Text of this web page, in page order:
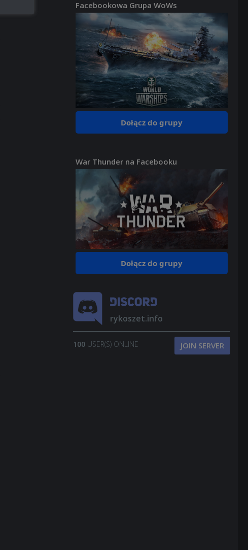
Facebookowa Grupa WoWs
Dołącz do grupy
War Thunder na Facebooku
Dołącz do grupy
rykoszet.info
100 USER(S) ONLINE JOIN SERVER